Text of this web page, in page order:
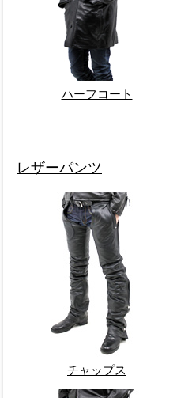
ハーフコート
レザーパンツ
チャップス